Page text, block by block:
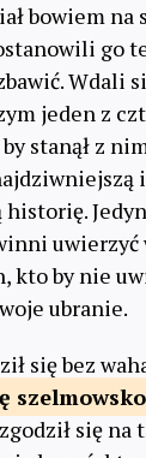
bowiem
go
Wdali
jeden z
stanął z
uwierzyć
kto by nie
ubranie.
się bez
szelmowsko
się na